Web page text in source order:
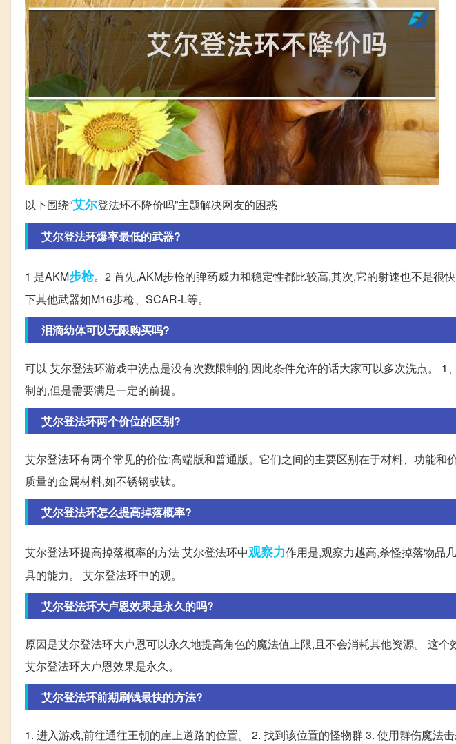
以下围绕“艾尔登法环不降价吗”主题解决网友的困惑
艾尔登法环爆率最低的武器?
1 是AKM步枪。2 首先,AKM步枪的弹药威力和稳定性都比较高,其次,它的射速也不是很
下其他武器如M16步枪、SCAR-L等。
泪滴幼体可以无限购买吗?
可以 艾尔登法环游戏中洗点是没有次数限制的,因此条件允许的话大家可以多次洗点。 1
制的,但是需要满足一定的前提。
艾尔登法环两个价位的区别?
艾尔登法环有两个常见的价位:高端版和普通版。它们之间的主要区别在于材料、功能和
质量的金属材料,如不锈钢或钛。
艾尔登法环怎么提高掉落概率?
艾尔登法环提高掉落概率的方法 艾尔登法环中观察力作用是,观察力越高,杀怪掉落物品
具的能力。 艾尔登法环中的观。
艾尔登法环大卢恩效果是永久的吗?
原因是艾尔登法环大卢恩可以永久地提高角色的魔法值上限,且不会消耗其他资源。 这
艾尔登法环大卢恩效果是永久。
艾尔登法环前期刷钱最快的方法?
1. 进入游戏,前往通往王朝的崖上道路的位置。 2. 找到该位置的怪物群 3. 使用群伤魔法